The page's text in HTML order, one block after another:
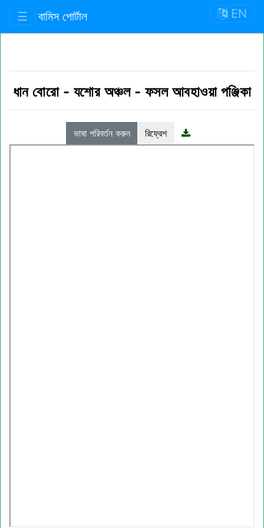
☰ বামিস পোর্টাল EN
ধান বোরো - যশোর অঞ্চল- ফসল আবহাওয়া পঞ্জিকা
ভাষা পরিবর্তন করুন রিফ্রেশ